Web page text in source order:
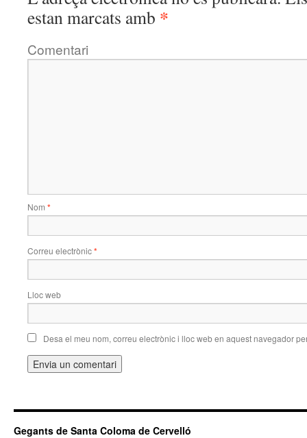
estan marcats amb *
Comentari
Nom *
Correu electrònic*
Lloc web
Desa el meu nom, correu electrònic i lloc web en aquest navegador
Gegants de Santa Coloma de Cervelló